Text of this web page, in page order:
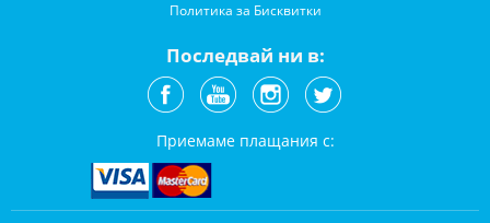
Политика за Бисквитки
Последвай ни в:
Приемаме плащания с: